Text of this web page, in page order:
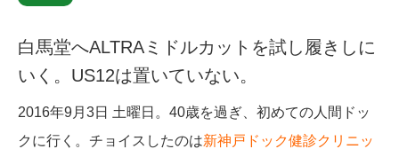
白馬堂へALTRAミドルカットを試し履きしに
いく。US12は置いていない。
2016年9月3日 土曜日。40歳を過ぎ、初めての人間ドッ
クに行く。チョイスしたのは新神戸ドック健診クリニッ